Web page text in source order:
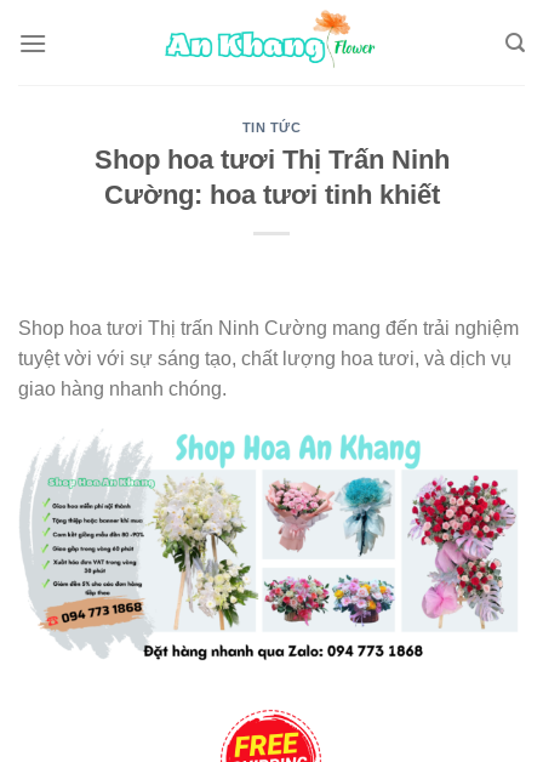
TIN TỨC
Shop hoa tươi Thị Trấn Ninh
Cường: hoa tươi tinh khiết
Shop hoa tươi Thị trấn Ninh Cường mang đến trải nghiệm
tuyệt vời với sự sáng tạo, chất lượng hoa tươi, và dịch vụ
giao hàng nhanh chóng.